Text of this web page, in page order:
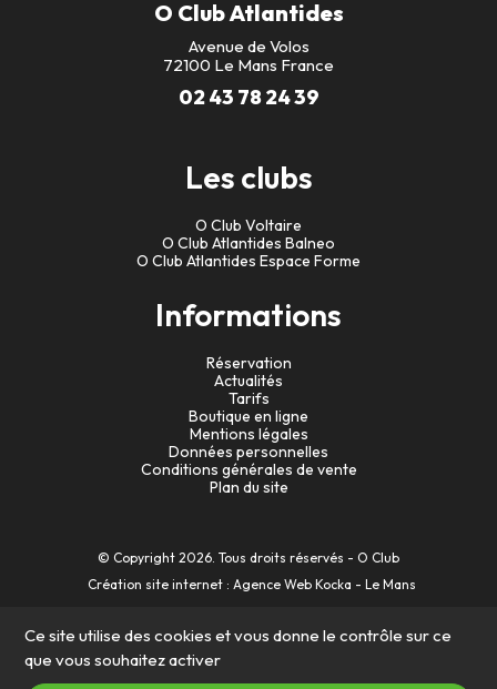
O Club Atlantides
Avenue de Volos
72100 Le Mans France
02 43 78 24 39
Les clubs
O Club Voltaire
O Club Atlantides Balneo
O Club Atlantides Espace Forme
Informations
Réservation
Actualités
Tarifs
Boutique en ligne
Mentions légales
Données personnelles
Conditions générales de vente
Plan du site
© Copyright 2026. Tous droits réservés - O Club
Création site internet : Agence Web Kocka - Le Mans
Ce site utilise des cookies et vous donne le contrôle sur ce
que vous souhaitez activer